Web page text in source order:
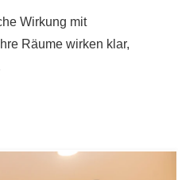
Wirkung mit
Räume wirken klar,